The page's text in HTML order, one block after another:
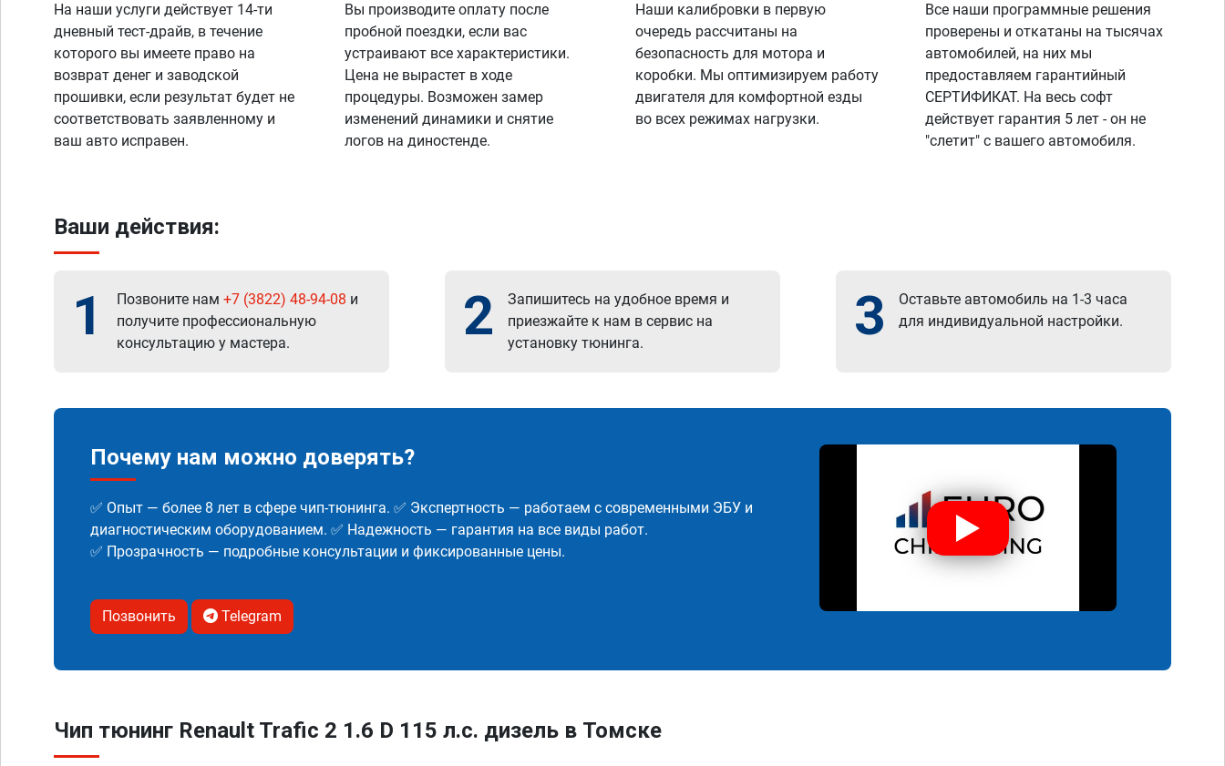
На наши услуги действует 14-ти
дневный тест-драйв, в течение
которого вы имеете право на
возврат денег и заводской
прошивки, если результат будет не
соответствовать заявленному и
ваш авто исправен.
Вы производите оплату после
пробной поездки, если вас
устраивают все характеристики.
Цена не вырастет в ходе
процедуры. Возможен замер
изменений динамики и снятие
логов на диностенде.
Наши калибровки в первую
очередь рассчитаны на
безопасность для мотора и
коробки. Мы оптимизируем работу
двигателя для комфортной езды
во всех режимах нагрузки.
Все наши программные решения
проверены и откатаны на тысячах
автомобилей, на них мы
предоставляем гарантийный
СЕРТИФИКАТ. На весь софт
действует гарантия 5 лет - он не
"слетит" с вашего автомобиля.
Ваши действия:
1 Позвоните нам +7 (3822) 48-94-08 и
получите профессиональную
консультацию у мастера.
2
Запишитесь на удобное время и
приезжайте к нам в сервис на
установку тюнинга.
3
Оставьте автомобиль на 1-3 часа
для индивидуальной настройки.
Почему нам можно доверять?
✅ Опыт — более 8 лет в сфере чип-тюнинга. ✅ Экспертность — работаем с современными ЭБУ и
диагностическим оборудованием. ✅ Надежность — гарантия на все виды работ.
✅ Прозрачность — подробные консультации и фиксированные цены.
Позвонить Telegram
Чип тюнинг Renault Trafic 2 1.6 D 115 л.с. дизель в Томске